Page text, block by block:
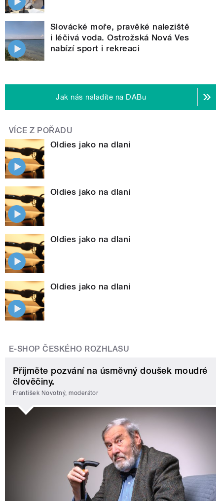
Slovácké moře, pravěké naleziště
i léčivá voda. Ostrožská Nová Ves
nabízí sport i rekreaci
Jak nás naladíte na DABu
VÍCE Z POŘADU
Oldies jako na dlani
Oldies jako na dlani
Oldies jako na dlani
Oldies jako na dlani
E-SHOP ČESKÉHO ROZHLASU
Přijměte pozvání na úsměvný doušek moudré
člověčiny.
František Novotný, moderátor